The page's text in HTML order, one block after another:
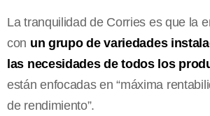
La tranquilidad de Corries es que la
con un grupo de variedades
las necesidades de todos los
están enfocadas en “máxima
de rendimiento”.